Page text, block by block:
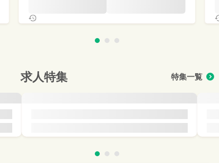
求人特集 特集一覧